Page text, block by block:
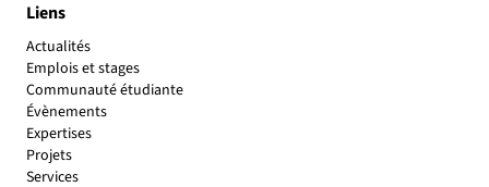
Liens
Actualités
Emplois et stages
Communauté étudiante
Évènements
Expertises
Projets
Services